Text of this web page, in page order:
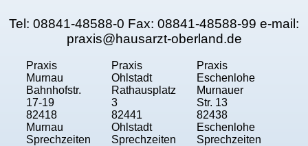
Tel: 08841-48588-0 Fax: 08841-48588-99 e-mail:
praxis@hausarzt-oberland.de
Praxis
Murnau
Bahnhofstr.
17-19
82418
Murnau
Sprechzeiten
Praxis
Ohlstadt
Rathausplatz
3
82441
Ohlstadt
Sprechzeiten
Praxis
Eschenlohe
Murnauer
Str. 13
82438
Eschenlohe
Sprechzeiten